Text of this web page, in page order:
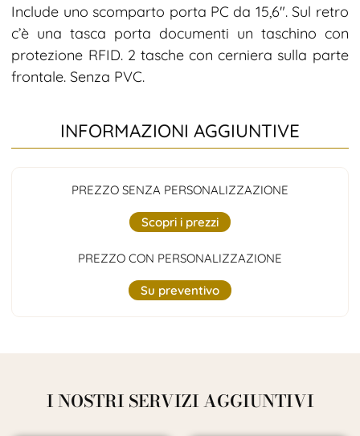
Include uno scomparto porta PC da 15,6″. Sul retro
c’è una tasca porta documenti un taschino con
protezione RFID. 2 tasche con cerniera sulla parte
frontale. Senza PVC.
INFORMAZIONI AGGIUNTIVE
PREZZO SENZA PERSONALIZZAZIONE
Scopri i prezzi
PREZZO CON PERSONALIZZAZIONE
Su preventivo
I NOSTRI SERVIZI AGGIUNTIVI